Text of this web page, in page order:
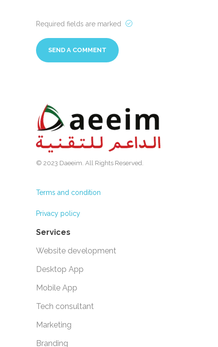
Required fields are marked
© 2023 Daeeim. All Rights Reserved.
Terms and condition
Privacy policy
Services
Website development
Desktop App
Mobile App
Tech consultant
Marketing
Branding